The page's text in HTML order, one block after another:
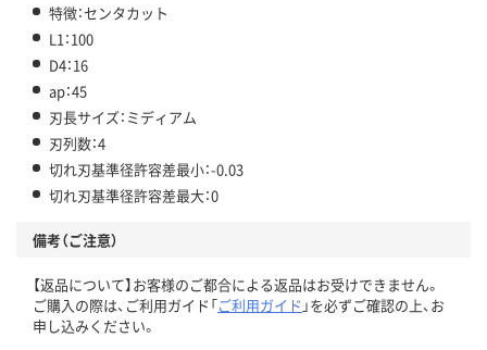
特徴：センタカット
L1：100
D4：16
ap：45
刃長サイズ：ミディアム
刃列数：4
切れ刃基準径許容差最小：-0.03
切れ刃基準径許容差最大：0
備考（ご注意）
【返品について】お客様のご都合による返品はお受けできません。
ご購入の際は、ご利用ガイド「ご利用ガイド 」を必ずご確認の上、お
申し込みください。